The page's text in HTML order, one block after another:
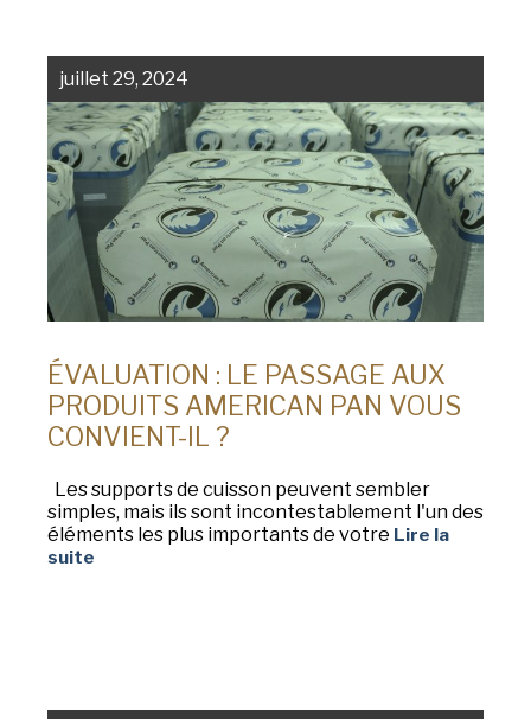
juillet 29, 2024
ÉVALUATION : LE PASSAGE AUX
PRODUITS AMERICAN PAN VOUS
CONVIENT-IL ?
Les supports de cuisson peuvent sembler
simples, mais ils sont incontestablement l'un des
éléments les plus importants de votre Lire la
suite